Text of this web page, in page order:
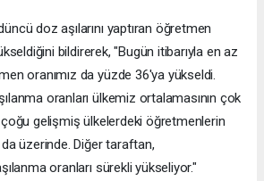
doz aşılarını yaptıran öğretmen
bildirerek, "Bugün itibarıyla en az
oranımız da yüzde 36'ya yükseldi.
oranları ülkemiz ortalamasının çok
gelişmiş ülkelerdeki öğretmenlerin
da üzerinde. Diğer taraftan,
oranları sürekli yükseliyor."